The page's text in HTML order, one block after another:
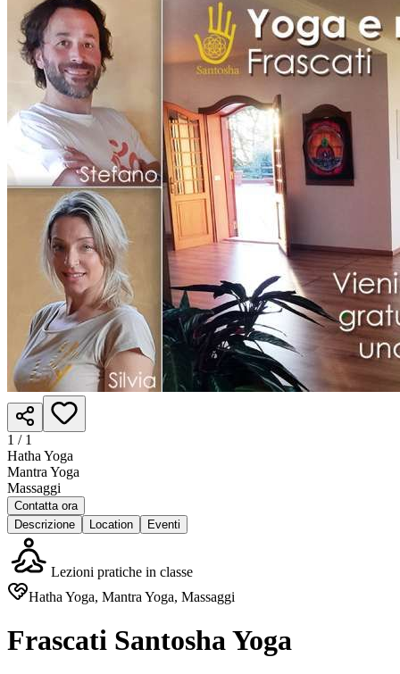
1 / 1
Hatha Yoga
Mantra Yoga
Massaggi
Contatta ora
Descrizione
Location Eventi
Lezioni pratiche in classe
Hatha Yoga, Mantra Yoga, Massaggi
Frascati Santosha Yoga